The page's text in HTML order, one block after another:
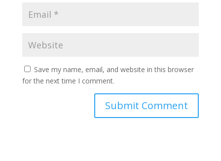
Save my name, email, and website in this browser
for the next time I comment.